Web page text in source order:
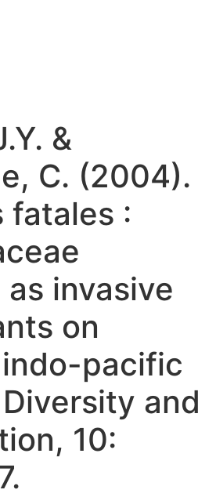
&
C. (2004).
fatales :
invasive
on
pacific
and
10: